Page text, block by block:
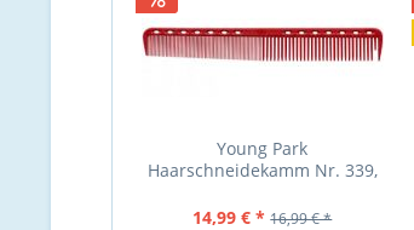
Young Park
Haarschneidekamm Nr. 339,
14,99 € * 16,99 € *